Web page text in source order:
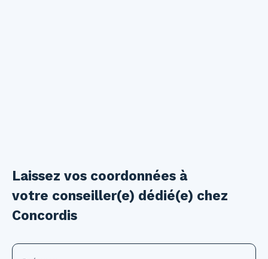
Laissez vos coordonnées à
votre conseiller(e) dédié(e) chez
Concordis